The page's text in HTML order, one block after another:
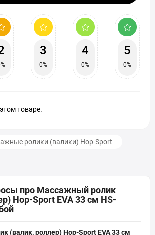
3
0%
4
0%
5
0%
товаре.
ролики (валики) Hop-Sport
про Массажный ролик
Hop-Sport EVA 33 см HS-
(валик, роллер) Hop-Sport EVA 33 см